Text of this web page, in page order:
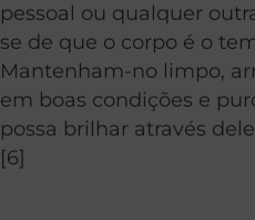
pessoal ou qualquer
se de que o corpo é o
Mantenham-no limpo,
em boas condições e
possa brilhar através
[6]